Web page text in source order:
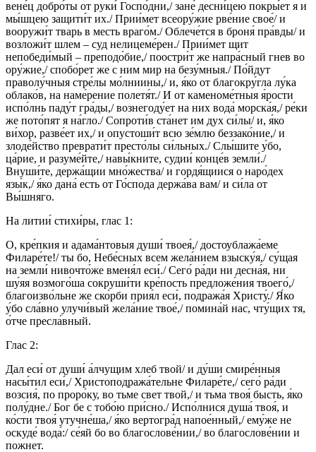
вене́ц добро́ты от руки́ Госпо́дни,/ зане́ десни́цею покры́ет я и
мы́шцею защити́т их./ Прии́мет всеору́жие рве́ние свое́/ и
вооружи́т тварь в месть враго́м./ Облече́тся в броня́ пра́вды/ и
возложи́т шлем – суд нелицеме́рен./ Прии́мет щит
непобеди́мый – преподо́бие,/ поостри́т же напра́сный гнев во
ору́жие,/ спобо́рет же с ним мир на безу́мныя./ По́йдут
праволу́чныя стре́лы мо́лниины,/ и, я́ко от благокру́гла лу́ка
облако́в, на наме́рение полетя́т./ И от каменоме́тныя я́рости
испо́лнь паду́т гра́ды,/ вознегоду́ет на них вода́ морска́я,/ ре́ки
же пото́пят я на́гло./ Сопроти́в ста́нет им дух си́лы/ и, я́ко
ви́хор, разве́ет их,/ и опустоши́т всю зе́млю беззако́ние,/ и
злоде́йство преврати́т престо́лы си́льных./ Слы́шите у́бо,
ца́рие, и разуме́йте,/ навы́кните, судии́ конце́в земли́./
Внуши́те, держа́щии мно́жества/ и гордя́щиися о наро́дех
язы́к,/ я́ко дана́ есть от Го́спода держа́ва вам/ и си́ла от
Вы́шняго.
На литии́ стихи́ры, глас 1:
О, кре́пкия и адама́нтовыя души́ твоея́,/ достоублажа́еме
Филаре́те!/ ты бо, Небе́сных всем жела́нием взыску́я,/ су́щая
на земли́ нивочто́же вменя́л еси́./ Сего́ ра́ди ни десна́я, ни
шу́яя возмого́ша сокруши́ти кре́пость предложе́ния твоего́,/
благоизво́льне же ско́рби прия́л еси́, подража́я Христу́./ Я́ко
у́бо сла́вно улучи́вый жела́ние твое́,/ помина́й нас, чту́щих тя,
о́тче пресла́вный.
Глас 2:
Дал еси́ от души́ а́лчущим хлеб твой/ и ду́ши смире́нныя
насы́тил еси́,/ Христоподража́тельне Филаре́те,/ сего́ ра́ди
возсия́, по проро́ку, во тьме свет твой,/ и тьма твоя́ бысть, я́ко
полу́дне./ Бог бе с тобо́ю при́сно./ Испо́лнися душа́ твоя́, и
ко́сти твоя́ утучне́ша,/ я́ко вертогра́д напое́нный,/ ему́же не
оскуде́ вода́:/ се́яй бо во благослове́нии,/ во благослове́нии и
пожнет.